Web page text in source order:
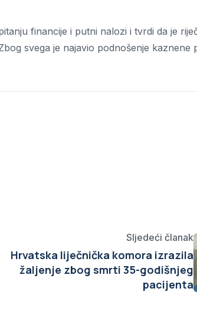
financije i putni nalozi i tvrdi da je
svega je najavio podnošenje kaznene
Sljedeći članak
Hrvatska liječnička komora izrazila
žaljenje zbog smrti 35-godišnjeg
pacijenta